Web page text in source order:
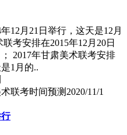
12月21日举行，这天是12月
考安排在2015年12月20日
2017年甘肃美术联考安排
1月的..
联考时间预测 2020/11/1